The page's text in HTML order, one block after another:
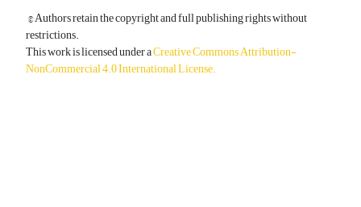
© Authors retain the copyright and full publishing rights without
restrictions.
This work is licensed under aCreative Commons Attribution-
NonCommercial 4.0 International License.